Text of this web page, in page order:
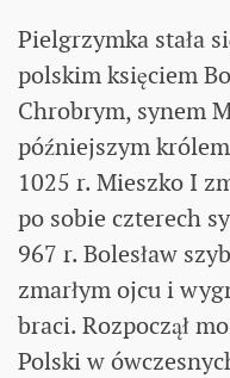
Pielgrzymka stała
polskim księciem
Chrobrym, synem
późniejszym
1025 r. Mieszko I
po sobie czterech
967 r. Bolesław
zmarłym ojcu i
braci. Rozpoczął
Polski w